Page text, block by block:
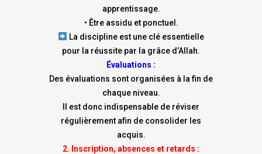
apprentissage.
• Être assidu et ponctuel.
La discipline est une clé essentielle
pour la réussite par la grâce d’Allah.
Évaluations :
Des évaluations sont organisées à la fin de
chaque niveau.
Il est donc indispensable de réviser
régulièrement afin de consolider les
acquis.
2. Inscription, absences et retards :